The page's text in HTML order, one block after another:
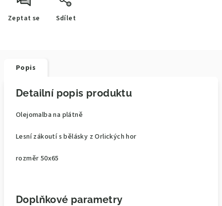
Zeptat se Sdílet
Popis
Detailní popis produktu
Olejomalba na plátně
Lesní zákoutí s bělásky z Orlických hor
rozměr 50x65
Doplňkové parametry